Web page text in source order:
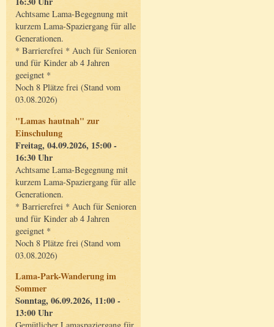
Achtsame Lama-Begegnung mit
kurzem Lama-Spaziergang für alle
Generationen.
* Barrierefrei * Auch für Senioren
und für Kinder ab 4 Jahren
geeignet *
Noch 8 Plätze frei (Stand vom
03.08.2026)
"Lamas hautnah" zur
Einschulung
Freitag, 04.09.2026, 15:00 -
16:30 Uhr
Achtsame Lama-Begegnung mit
kurzem Lama-Spaziergang für alle
Generationen.
* Barrierefrei * Auch für Senioren
und für Kinder ab 4 Jahren
geeignet *
Noch 8 Plätze frei (Stand vom
03.08.2026)
Lama-Park-Wanderung im
Sommer
Sonntag, 06.09.2026, 11:00 -
13:00 Uhr